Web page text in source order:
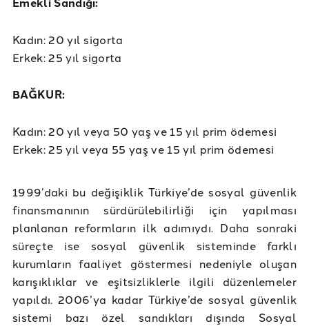
Kadın: 20 yıl sigorta
Erkek: 25 yıl sigorta
BAĞKUR:
Kadın: 20 yıl veya 50 yaş ve 15 yıl prim ödemesi
Erkek: 25 yıl veya 55 yaş ve 15 yıl prim ödemesi
1999’daki bu değişiklik Türkiye’de sosyal güvenlik
finansmanının sürdürülebilirliği için yapılması
planlanan reformların ilk adımıydı. Daha sonraki
süreçte ise sosyal güvenlik sisteminde farklı
kurumların faaliyet göstermesi nedeniyle oluşan
karışıklıklar ve eşitsizliklerle ilgili düzenlemeler
yapıldı. 2006’ya kadar Türkiye’de sosyal güvenlik
sistemi bazı özel sandıkları dışında Sosyal